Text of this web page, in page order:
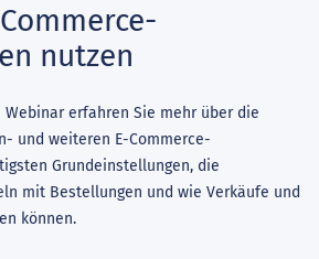
nutzen
erfahren Sie mehr über die
und weiteren E-Commerce-
Grundeinstellungen, die
mit Bestellungen und wie Verkäufe und
können.